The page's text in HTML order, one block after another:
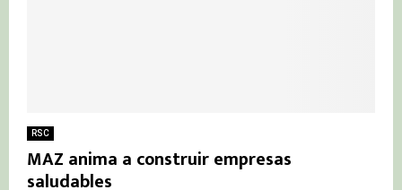
RSC
MAZ anima a construir empresas
saludables